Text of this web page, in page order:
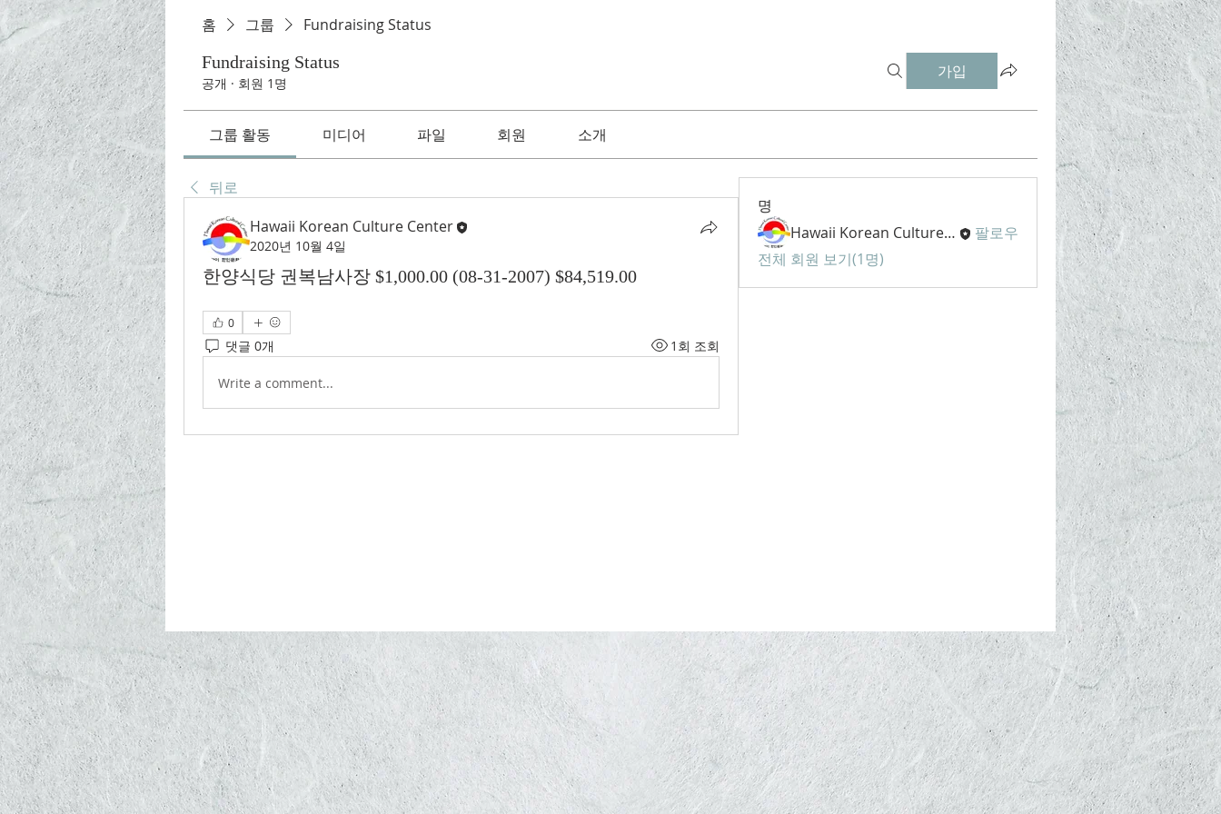
홈 그룹
Fundraising Status
Fundraising Status
공개 · 회원 1명
가입
그룹 활동 미디어 파일 회원 소개
뒤로
Hawaii Korean Culture Center
2020년 10월 4일
한양식당 권복남사장 $1,000.00 (08-31-2007) $84,519.00
0
댓글 0개 1회 조회
Write a comment...
명
Hawaii Korean Culture Center
팔로우
전체 회원 보기(1명)